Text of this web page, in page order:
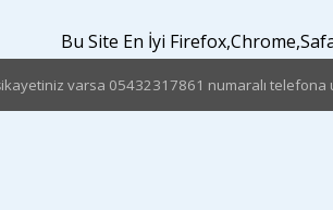
Bu Site En İyi
varsa 05432317861 numaralı telefona